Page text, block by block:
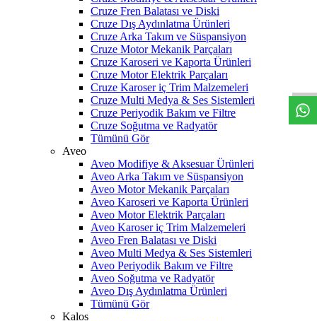
Cruze Fren Balatası ve Diski
Cruze Dış Aydınlatma Ürünleri
Cruze Arka Takım ve Süspansiyon
Cruze Motor Mekanik Parçaları
Cruze Karoseri ve Kaporta Ürünleri
Cruze Motor Elektrik Parçaları
Cruze Karoser iç Trim Malzemeleri
Cruze Multi Medya & Ses Sistemleri
Cruze Periyodik Bakım ve Filtre
Cruze Soğutma ve Radyatör
Tümünü Gör
Aveo
Aveo Modifiye & Aksesuar Ürünleri
Aveo Arka Takım ve Süspansiyon
Aveo Motor Mekanik Parçaları
Aveo Karoseri ve Kaporta Ürünleri
Aveo Motor Elektrik Parçaları
Aveo Karoser iç Trim Malzemeleri
Aveo Fren Balatası ve Diski
Aveo Multi Medya & Ses Sistemleri
Aveo Periyodik Bakım ve Filtre
Aveo Soğutma ve Radyatör
Aveo Dış Aydınlatma Ürünleri
Tümünü Gör
Kalos